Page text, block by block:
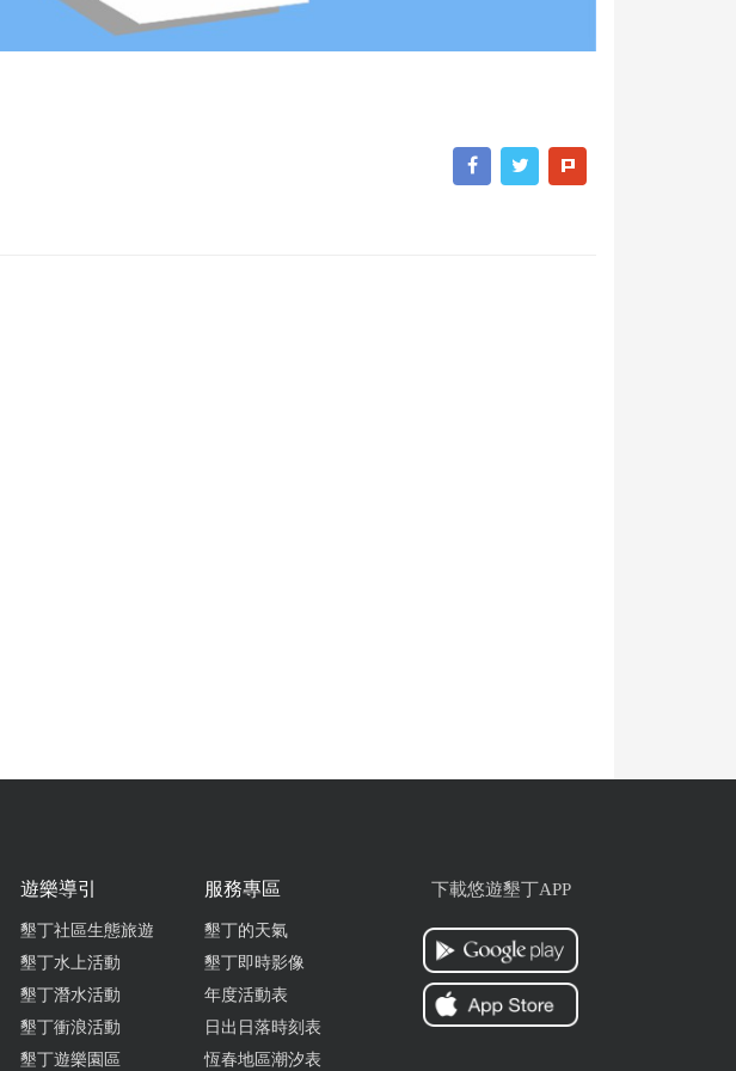
遊樂導引
墾丁社區生態旅遊
墾丁水上活動
墾丁潛水活動
墾丁衝浪活動
墾丁遊樂園區
服務專區
墾丁的天氣
墾丁即時影像
年度活動表
日出日落時刻表
恆春地區潮汐表
下載悠遊墾丁APP